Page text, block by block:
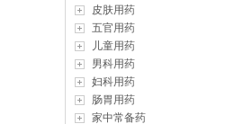
皮肤用药
五官用药
儿童用药
男科用药
妇科用药
肠胃用药
家中常备药